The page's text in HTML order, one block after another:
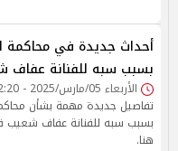
أحداث جديدة في محاكمة
بسبب سبه للفنانة عفاف
الأربعاء 05/مارس/2025 - 12:20 ص
تفاصيل جديدة مهمة بشأن
بسبب سبه للفنانة عفاف شعيب
هنا.